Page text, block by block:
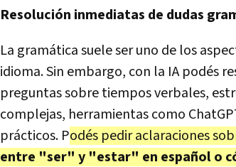
Resolución inmediatas de dudas
La gramática suele ser uno de los
idioma. Sin embargo, con la IA podés
preguntas sobre tiempos verbales,
complejas, herramientas como
prácticos. Podés pedir aclaraciones
entre "ser" y "estar" en español o